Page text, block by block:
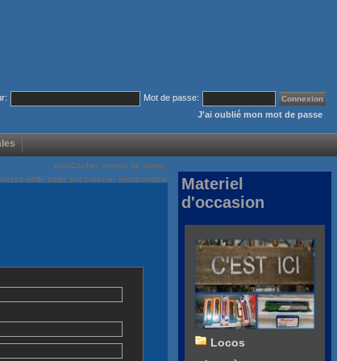
Mot de passe:
J'ai oublié mon mot de passe
Voir/Cacher menus de droite
cette page par courrier électronique
Materiel
d'occasion
Locos